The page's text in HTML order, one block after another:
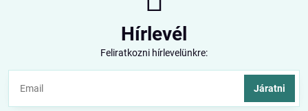
Hírlevél
Feliratkozni hírlevelünkre:
Járatni